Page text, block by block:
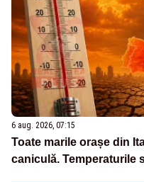
6 aug. 2026, 07:15
Toate marile orașe din
caniculă. Temperaturile